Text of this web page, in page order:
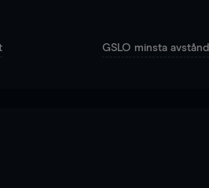
GSLO minsta avstånd